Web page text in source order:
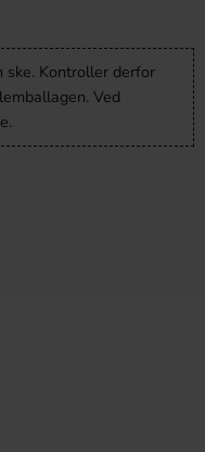
Kontroller derfor
Ved